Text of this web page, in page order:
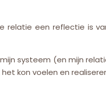
relatie een reflectie is
systeem (en mijn
kon voelen en